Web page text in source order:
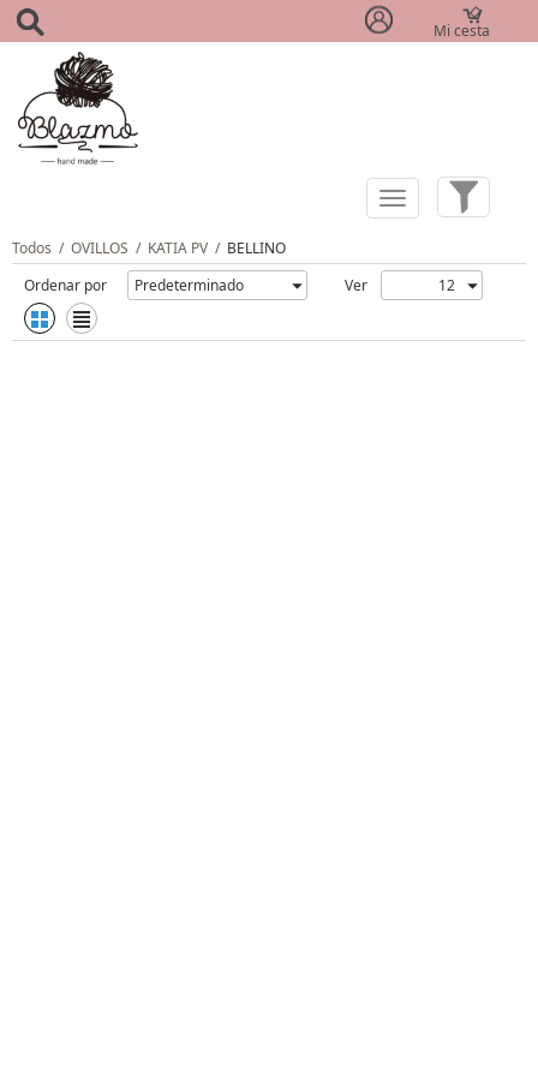
Mi cesta
Todos / OVILLOS / KATIA PV / BELLINO
Ordenar por
Ver